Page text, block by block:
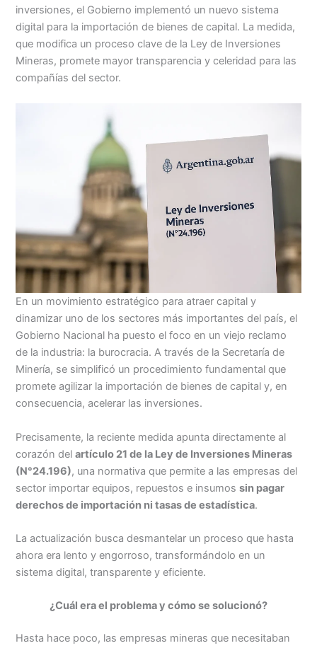
s
A
p
e
dI
n
e
b
o
k
s
e
n
l
p
ar
tir
inversiones, el Gobierno implementó un nuevo sistema
digital para la importación de bienes de capital. La medida,
que modifica un proceso clave de la Ley de Inversiones
Mineras, promete mayor transparencia y celeridad para las
compañías del sector.
En un movimiento estratégico para atraer capital y
dinamizar uno de los sectores más importantes del país, el
Gobierno Nacional ha puesto el foco en un viejo reclamo
de la industria: la burocracia. A través de la Secretaría de
Minería, se simplificó un procedimiento fundamental que
promete agilizar la importación de bienes de capital y, en
consecuencia, acelerar las inversiones.
Precisamente, la reciente medida apunta directamente al
corazón delartículo 21 de la Ley de Inversiones Mineras
(N°24.196), una normativa que permite a las empresas del
sector importar equipos, repuestos e insumossin pagar
derechos de importación ni tasas de estadística.
La actualización busca desmantelar un proceso que hasta
ahora era lento y engorroso, transformándolo en un
sistema digital, transparente y eficiente.
¿Cuál era el problema y cómo se solucionó?
Hasta hace poco, las empresas mineras que necesitaban